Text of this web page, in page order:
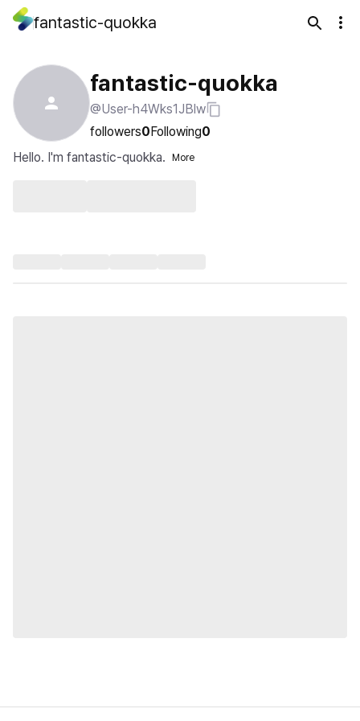
fantastic-quokka
fantastic-quokka
@User-h4Wks1JBlw
followers0Following0
Hello. I'm fantastic-quokka.
More